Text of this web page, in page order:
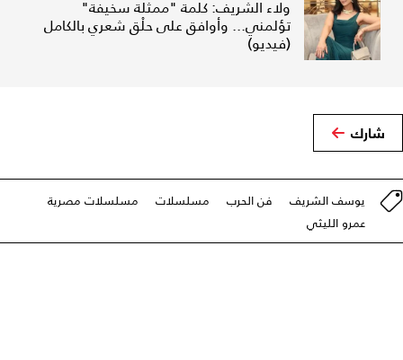
ولاء الشريف: كلمة "ممثلة سخيفة"
تؤلمني... وأوافق على حلْق شعري بالكامل
(فيديو)
شارك
يوسف الشريف فن الحرب مسلسلات
مسلسلات مصرية
عمرو الليثي